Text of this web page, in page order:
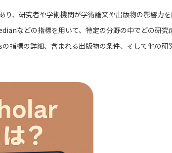
、研究者や学術機関が学術論文や出版物の影響力
などの指標を用いて、特定の分野の中でどの研究
指標の詳細、含まれる出版物の条件、そして他の研